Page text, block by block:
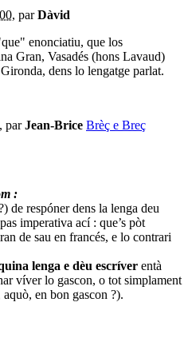
, parDàvid
enonciatiu, que los
Gran, Vasadés (hons Lavaud)
dens lo lengatge parlat.
, parJean-Brice Brèç e Breç
:
de respóner dens la lenga deu
imperativa ací : que’s pòt
de sau en francés, e lo contrari
lenga e dèu escríver entà
víver lo gascon, o tot simplament
en bon gascon ?).